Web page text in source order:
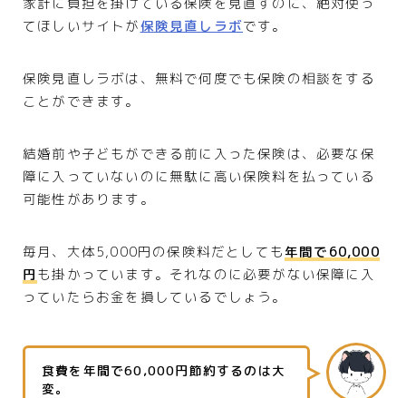
てほしいサイトが保険見直しラボです。
保険見直しラボは、無料で何度でも保険の相談をする
ことができます。
結婚前や子どもができる前に入った保険は、必要な保
障に入っていないのに無駄に高い保険料を払っている
可能性があります。
毎月、大体5,000円の保険料だとしても年間で60,000
円も掛かっています。それなのに必要がない保障に入
っていたらお金を損しているでしょう。
食費を年間で60,000円節約するのは大
変。